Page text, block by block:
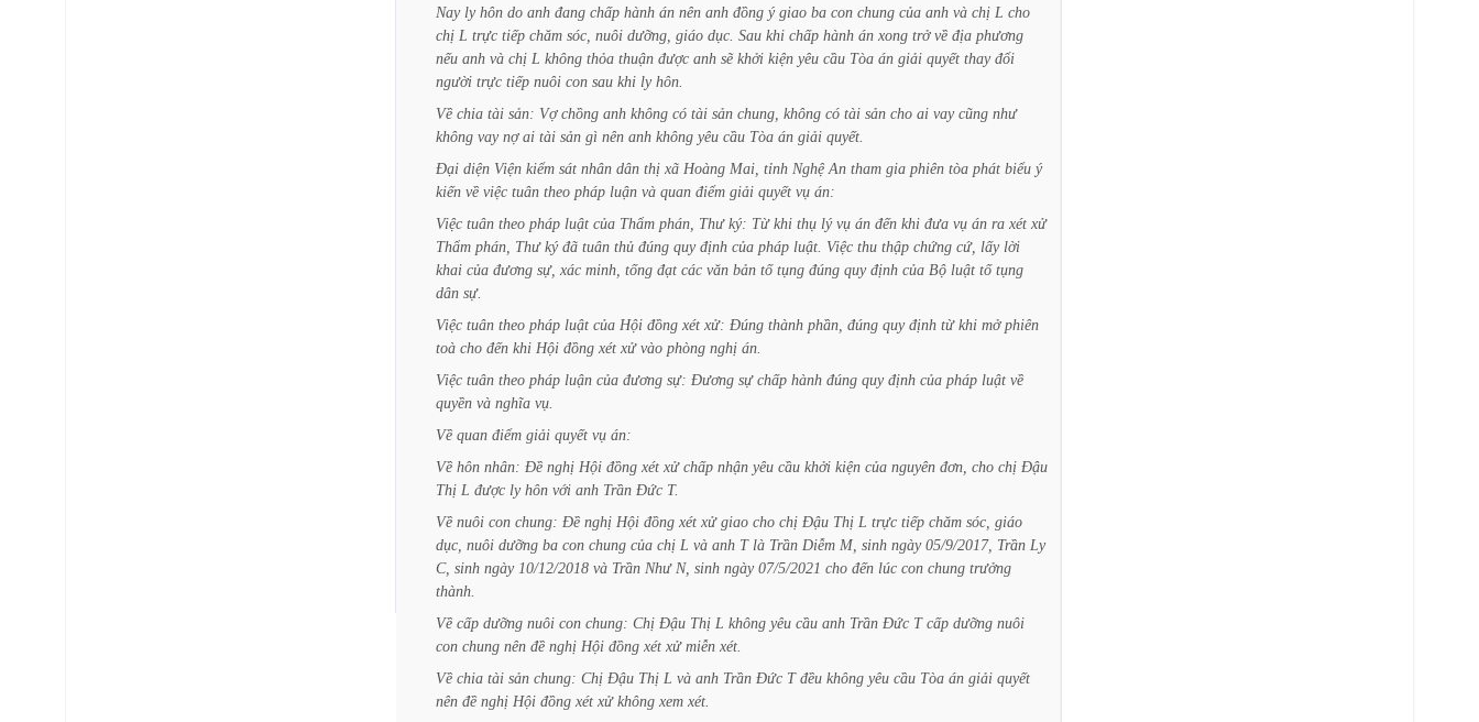
Nay ly hôn do anh đang chấp hành án nên anh đồng ý giao ba con chung của anh và chị L cho
chị L trực tiếp chăm sóc, nuôi dưỡng, giáo dục. Sau khi chấp hành án xong trở về địa phương
nếu anh và chị L không thỏa thuận được anh sẽ khởi kiện yêu cầu Tòa án giải quyết thay đổi
người trực tiếp nuôi con sau khi ly hôn.
Về chia tài sản: Vợ chồng anh không có tài sản chung, không có tài sản cho ai vay cũng như
không vay nợ ai tài sản gì nên anh không yêu cầu Tòa án giải quyết.
Đại diện Viện kiểm sát nhân dân thị xã Hoàng Mai, tỉnh Nghệ An tham gia phiên tòa phát biểu ý
kiến về việc tuân theo pháp luận và quan điểm giải quyết vụ án:
Việc tuân theo pháp luật của Thẩm phán, Thư ký: Từ khi thụ lý vụ án đến khi đưa vụ án ra xét xử
Thẩm phán, Thư ký đã tuân thủ đúng quy định của pháp luật. Việc thu thập chứng cứ, lấy lời
khai của đương sự, xác minh, tống đạt các văn bản tố tụng đúng quy định của Bộ luật tố tụng
dân sự.
Việc tuân theo pháp luật của Hội đồng xét xử: Đúng thành phần, đúng quy định từ khi mở phiên
toà cho đến khi Hội đồng xét xử vào phòng nghị án.
Việc tuân theo pháp luận của đương sự: Đương sự chấp hành đúng quy định của pháp luật về
quyền và nghĩa vụ.
Về quan điểm giải quyết vụ án:
Về hôn nhân: Đề nghị Hội đồng xét xử chấp nhận yêu cầu khởi kiện của nguyên đơn, cho chị Đậu
Thị L được ly hôn với anh Trần Đức T.
Về nuôi con chung: Đề nghị Hội đồng xét xử giao cho chị Đậu Thị L trực tiếp chăm sóc, giáo
dục, nuôi dưỡng ba con chung của chị L và anh T là Trần Diễm M, sinh ngày 05/9/2017, Trần Ly
C, sinh ngày 10/12/2018 và Trần Như N, sinh ngày 07/5/2021 cho đến lúc con chung trưởng
thành.
Về cấp dưỡng nuôi con chung: Chị Đậu Thị L không yêu cầu anh Trần Đức T cấp dưỡng nuôi
con chung nên đề nghị Hội đồng xét xử miễn xét.
Về chia tài sản chung: Chị Đậu Thị L và anh Trần Đức T đều không yêu cầu Tòa án giải quyết
nên đề nghị Hội đồng xét xử không xem xét.